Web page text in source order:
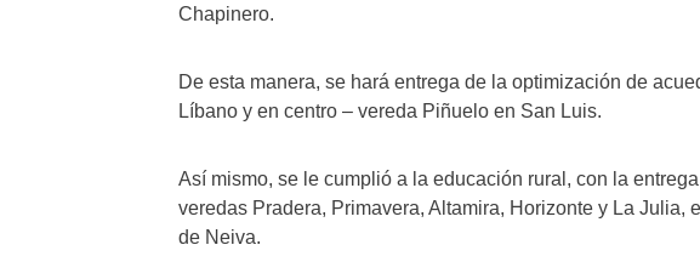
Chapinero.
De esta manera, se hará entrega de la optimización de
Líbano y en centro – vereda Piñuelo en San Luis.
Así mismo, se le cumplió a la educación rural, con la
veredas Pradera, Primavera, Altamira, Horizonte y La Julia,
de Neiva.